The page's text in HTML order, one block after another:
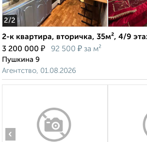
2/2
2-к квартира, вторичка, 35м², 4/9
3 200 000 ₽ 92 500 ₽ за м²
Пушкина 9
Агентство, 01.08.2026
‹